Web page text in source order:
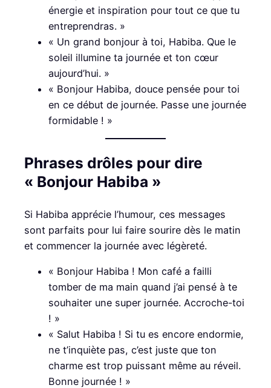
énergie et inspiration pour tout ce que tu
entreprendras. »
« Un grand bonjour à toi, Habiba. Que le
soleil illumine ta journée et ton cœur
aujourd’hui. »
« Bonjour Habiba, douce pensée pour toi
en ce début de journée. Passe une journée
formidable ! »
Phrases drôles pour dire
« Bonjour Habiba »
Si Habiba apprécie l’humour, ces messages
sont parfaits pour lui faire sourire dès le matin
et commencer la journée avec légèreté.
« Bonjour Habiba ! Mon café a failli
tomber de ma main quand j’ai pensé à te
souhaiter une super journée. Accroche-toi
! »
« Salut Habiba ! Si tu es encore endormie,
ne t’inquiète pas, c’est juste que ton
charme est trop puissant même au réveil.
Bonne journée ! »